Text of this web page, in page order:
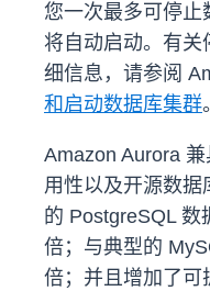
您一次最多可停止
将自动启动。有关
细信息，请参阅
和启动数据库集群。
Amazon Aurora
用性以及开源数据
的 PostgreSQL
倍；与典型的
倍；并且增加了可